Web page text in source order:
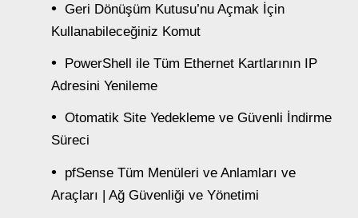
Geri Dönüşüm Kutusu’nu Açmak İçin
Kullanabileceğiniz Komut
PowerShell ile Tüm Ethernet Kartlarının IP
Adresini Yenileme
Otomatik Site Yedekleme ve Güvenli İndirme
Süreci
pfSense Tüm Menüleri ve Anlamları ve
Araçları | Ağ Güvenliği ve Yönetimi